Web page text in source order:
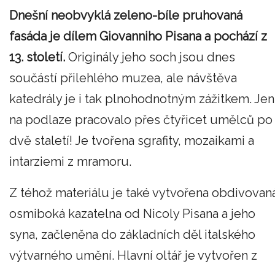
Dnešní neobvyklá zeleno-bíle pruhovaná
fasáda je dílem Giovanniho Pisana a pochází z
13. století. Originály jeho soch jsou dnes
součástí přilehlého muzea, ale návštěva
katedrály je i tak plnohodnotným zážitkem. Jen
na podlaze pracovalo přes čtyřicet umělců po
dvě staletí! Je tvořena sgrafity, mozaikami a
intarziemi z mramoru.
Z téhož materiálu je také vytvořena
osmiboká kazatelna od Nicoly Pisana a jeho
syna, začleněna do základních děl italského
výtvarného umění. Hlavní oltář je vytvořen z